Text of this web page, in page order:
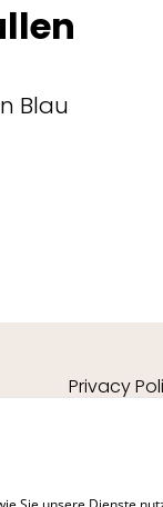
Blau
Privacy